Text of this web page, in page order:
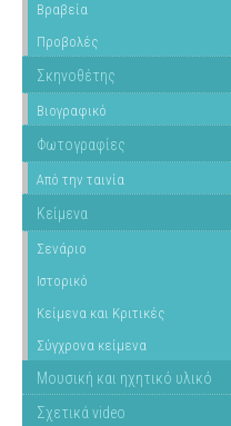
Βραβεία
Προβολές
Σκηνοθέτης
Βιογραφικό
Φωτογραφίες
Από την ταινία
Κείμενα
Σενάριο
Ιστορικό
Κείμενα και Κριτικές
Σύγχρονα κείμενα
Μουσική και ηχητικό υλικό
Σχετικά video